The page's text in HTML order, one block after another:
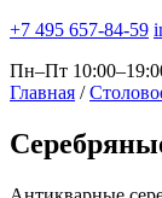
+7 495 657-84-59
Пн–Пт
Главная /